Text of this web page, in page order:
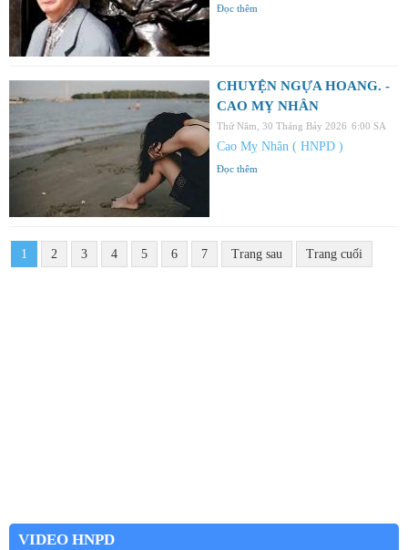
Đọc thêm
CHUYỆN NGỰA HOANG. -
CAO MỴ NHÂN
Thứ Năm, 30 Tháng Bảy 2026 6:00 SA
Cao Mỵ Nhân ( HNPD )
Đọc thêm
1 2 3 4 5 6 7 Trang sau Trang cuối
VIDEO HNPD